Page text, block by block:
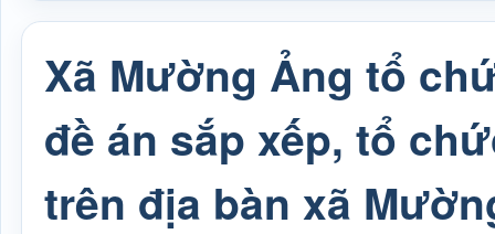
Xã Mường Ảng tổ
đề án sắp xếp, tổ
trên địa bàn xã